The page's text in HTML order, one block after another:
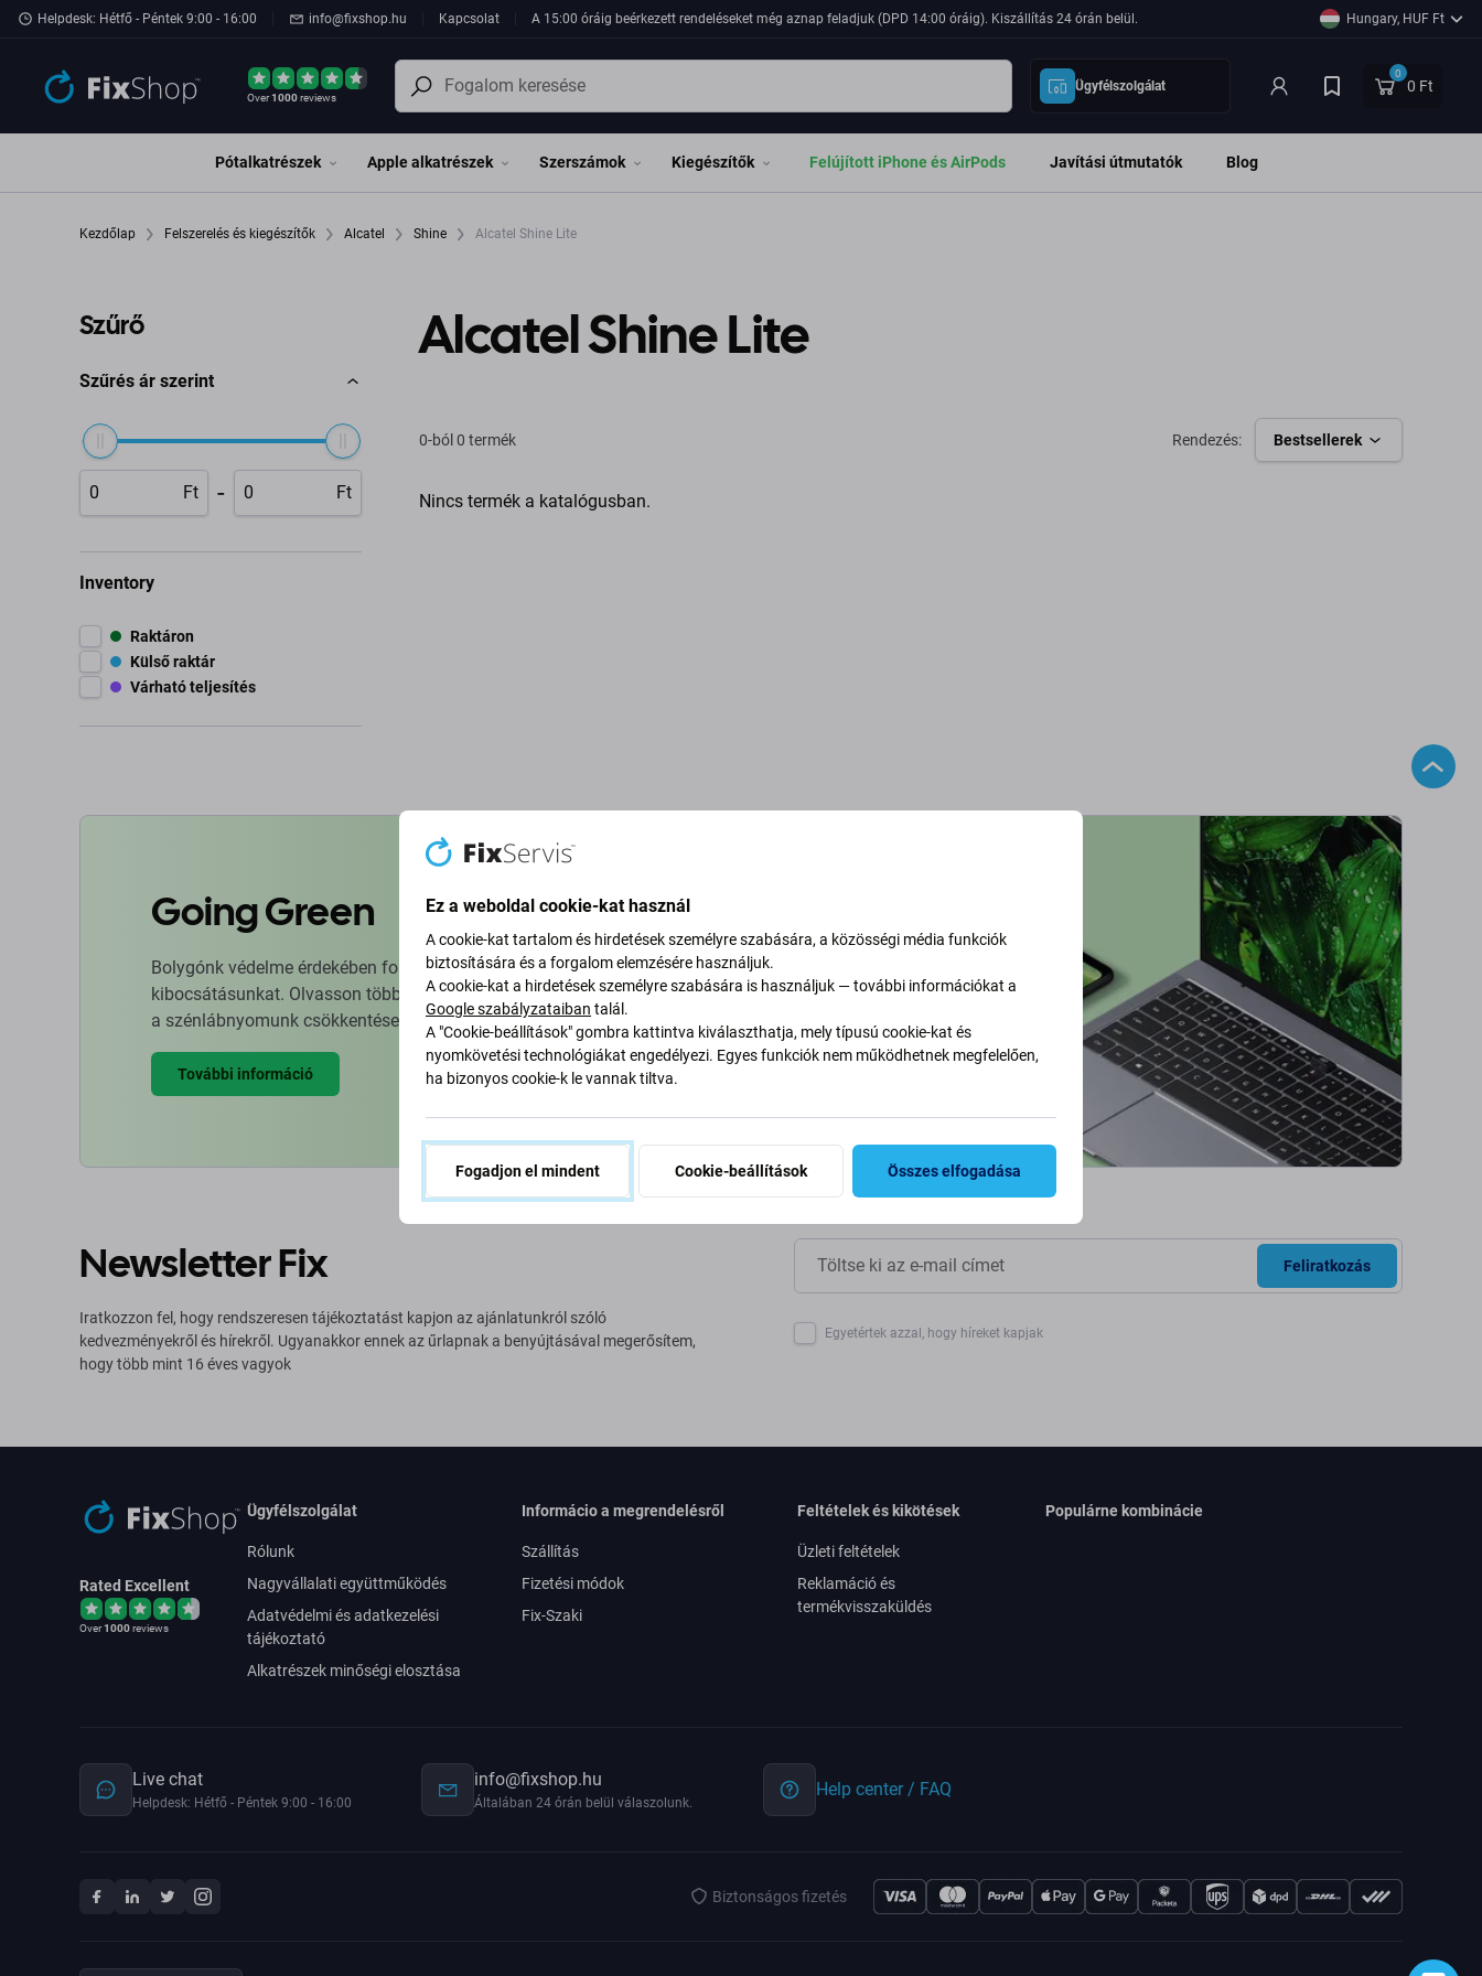
Ugrás az oldal fő részéhez
Helpdesk: Hétfő - Péntek 9:00 - 16:00 info@fixshop.hu Kapcsolat A 15:00 óráig beérkezett rendeléseket még aznap feladjuk (DPD 14:00 óráig). Kiszállítás 24 órán belül. Hungary, HUF Ft
Over1000reviews
Ügyfélszolgálat
0
0 Ft
Pótalkatrészek Apple alkatrészek Szerszámok Kiegészítők Felújított iPhone és AirPods Javítási útmutatók Blog
Kezdőlap Felszerelés és kiegészítők Alcatel Shine Alcatel Shine Lite
Szűrő
Szűrés ár szerint
Ft - Ft
Inventory
Raktáron
Külső raktár
Várható teljesítés
Alcatel Shine Lite
0-ból 0 termék Rendezés: Bestsellerek
Nincs termék a katalógusban.
Going Green
Bolygónk védelme érdekében folyamatosan javítjuk szén-dioxid-
kibocsátásunkat. Olvasson többet arról, hogyan alakítjuk át folyamatainkat
a szénlábnyomunk csökkentése érdekében.
További információ
Newsletter Fix
Iratkozzon fel, hogy rendszeresen tájékoztatást kapjon az ajánlatunkról szóló
kedvezményekről és hírekről. Ugyanakkor ennek az űrlapnak a benyújtásával megerősítem,
hogy több mint 16 éves vagyok
Feliratkozás
Egyetértek azzal, hogy híreket kapjak
Rated Excellent
Over1000reviews
Ügyfélszolgálat
Rólunk
Nagyvállalati együttműködés
Adatvédelmi és adatkezelési
tájékoztató
Alkatrészek minőségi elosztása
Informácio a megrendelésről
Szállítás
Fizetési módok
Fix-Szaki
Feltételek és kikötések
Üzleti feltételek
Reklamáció és
termékvisszaküldés
Populárne kombinácie
Live chat
Helpdesk: Hétfő - Péntek 9:00 - 16:00
info@fixshop.hu
Általában 24 órán belül válaszolunk.
Help center / FAQ
Biztonságos fizetés
Ez a weboldal cookie-kat használ
A cookie-kat tartalom és hirdetések személyre szabására, a közösségi média funkciók
biztosítására és a forgalom elemzésére használjuk.
A cookie-kat a hirdetések személyre szabására is használjuk — további információkat a
Google szabályzataiban talál.
A "Cookie-beállítások" gombra kattintva kiválaszthatja, mely típusú cookie-kat és
nyomkövetési technológiákat engedélyezi. Egyes funkciók nem működhetnek megfelelően,
ha bizonyos cookie-k le vannak tiltva.
Fogadjon el mindent Cookie-beállítások Összes elfogadása